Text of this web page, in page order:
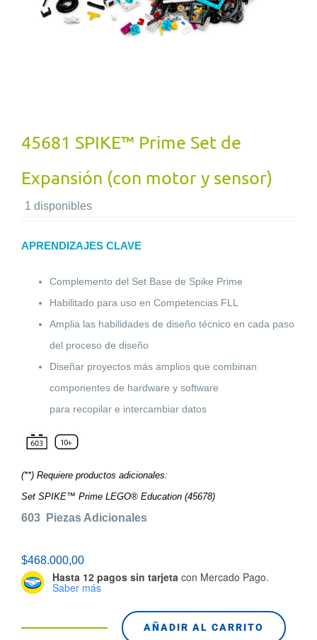
45681 SPIKE™ Prime Set de
Expansión (con motor y sensor)
1 disponibles
APRENDIZAJES CLAVE
Complemento del Set Base de Spike Prime
Habilitado para uso en Competencias FLL
Amplia las habilidades de diseño técnico en cada paso
del proceso de diseño
Diseñar proyectos más amplios que combinan
componentes de hardware y software
para recopilar e intercambiar datos
(**) Requiere productos adicionales:
Set SPIKE™ Prime LEGO® Education (45678)
603 Piezas Adicionales
$468.000,00
Hasta 12 pagos sin tarjeta con Mercado Pago.
Saber más
AÑADIR AL CARRITO